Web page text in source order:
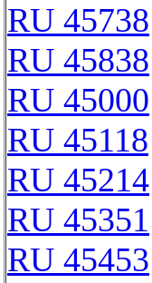
RU 45738
RU 45838
RU 45000
RU 45118
RU 45214
RU 45351
RU 45453